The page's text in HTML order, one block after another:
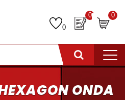
0
0 0
ONDA